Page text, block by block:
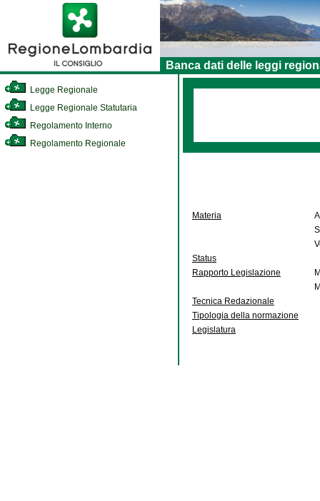
Banca dati delle leggi
Legge Regionale
Legge Regionale Statutaria
Regolamento Interno
Regolamento Regionale
Materia
Status
Rapporto Legislazione
Tecnica Redazionale
Tipologia della normazione
Legislatura